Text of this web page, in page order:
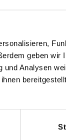
geben wir
Analysen